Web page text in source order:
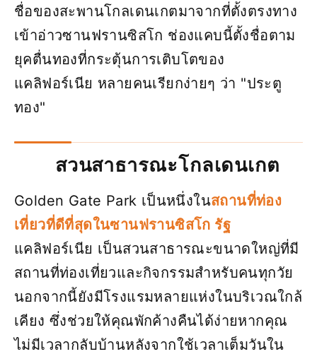
ชื่อของสะพานโกลเดนเกตมาจากที่ตั้งตรงทาง
เข้าอ่าวซานฟรานซิสโก ช่องแคบนี้ตั้งชื่อตาม
ยุคตื่นทองที่กระตุ้นการเติบโตของ
แคลิฟอร์เนีย หลายคนเรียกง่ายๆ ว่า "ประตู
ทอง"
สวนสาธารณะโกลเดนเกต
Golden Gate Park เป็นหนึ่งในสถานที่ท่อง
เที่ยวที่ดีที่สุดในซานฟรานซิสโก รัฐ
แคลิฟอร์เนีย เป็นสวนสาธารณะขนาดใหญ่ที่มี
สถานที่ท่องเที่ยวและกิจกรรมสำหรับคนทุกวัย
นอกจากนี้ยังมีโรงแรมหลายแห่งในบริเวณใกล้
เคียง ซึ่งช่วยให้คุณพักค้างคืนได้ง่ายหากคุณ
ไม่มีเวลากลับบ้านหลังจากใช้เวลาเต็มวันใน